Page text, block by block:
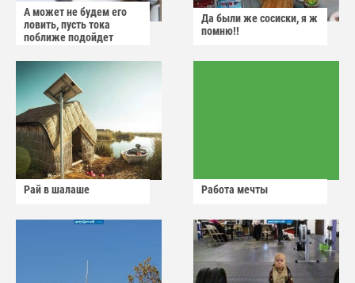
А может не будем его
ловить, пусть тока
поближе подойдет
Да были же сосиски, я ж
помню!!
Рай в шалаше Работа мечты